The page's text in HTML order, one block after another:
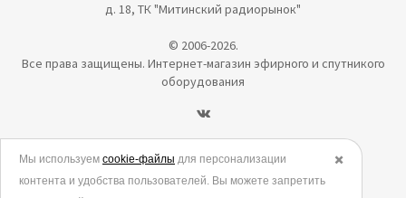
д. 18, ТК "Митинский радиорынок"
© 2006-2026.
Все права защищены. Интернет-магазин эфирного и спутникого
оборудования
Политика в отношении обработки персональных данных
Согласие на обработку персональных данных
✖️
Мы используем cookie-файлы для персонализации
контента и удобства пользователей. Вы можете запретить